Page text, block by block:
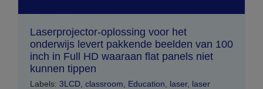
Laserprojector-oplossing voor het
onderwijs levert pakkende beelden van 100
inch in Full HD waaraan flat panels niet
kunnen tippen
Labels: 3LCD classroom Education laser, laser